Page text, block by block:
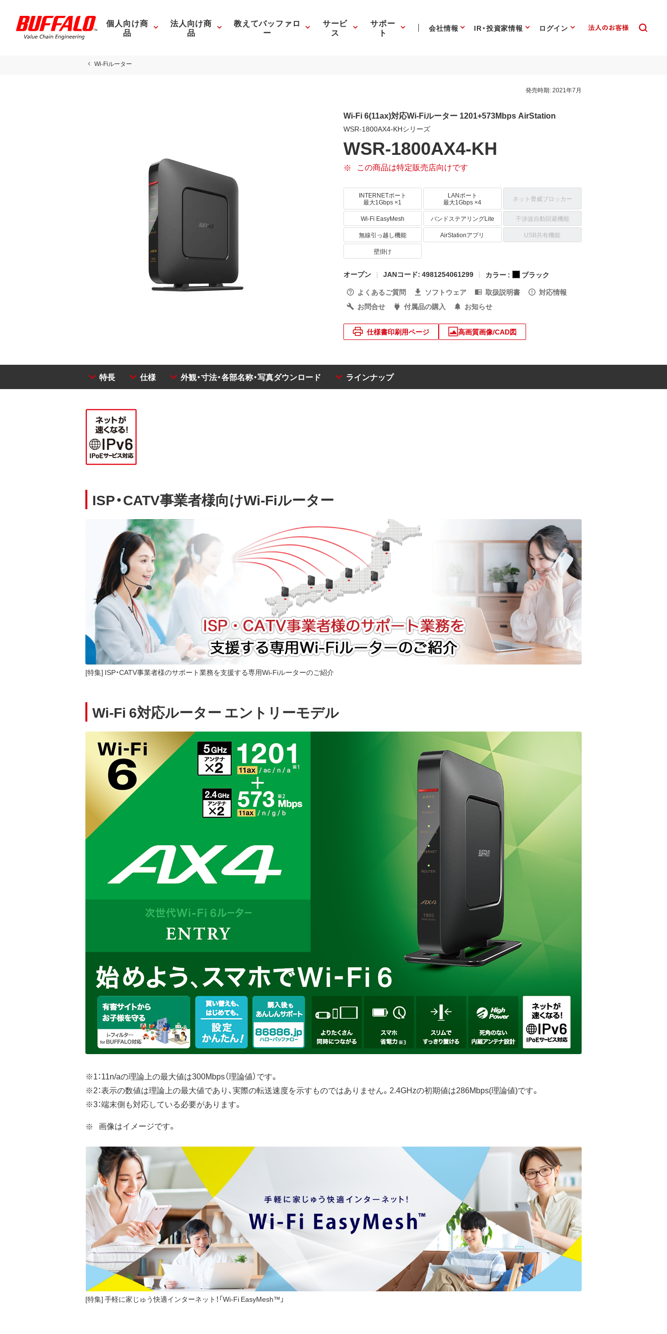
個人向け商
品
法人向け商
品
教えてバッファロ
ー
サービ
ス
サポー
ト 会社情報 IR・投資家情報 ログイン
Wi-Fiルーター
発売時期:2021年7月
Wi-Fi 6(11ax)対応Wi-Fiルーター 1201+573Mbps AirStation
WSR-1800AX4-KHシリーズ
WSR-1800AX4-KH
この商品は特定販売店向けです
INTERNETポート
最大1Gbps ×1
LANポート
最大1Gbps ×4 ネット脅威ブロッカー
Wi-Fi EasyMesh バンドステアリングLite
干渉波自動回避機能
無線引っ越し機能
AirStationアプリ
USB共有機能
壁掛け
オープン JANコード: 4981254061299 カラー :
ブラック
よくあるご質問
ソフトウェア 取扱説明書
対応情報
お問合せ
付属品の購入 お知らせ
仕様書印刷用ページ 高画質画像/CAD図
特長 仕様 外観・寸法・各部名称・写真ダウンロード ラインナップ
ISP・CATV事業者様向けWi-Fiルーター
[特集] ISP・CATV事業者様のサポート業務を支援する専用Wi-Fiルーターのご紹介
Wi-Fi 6対応ルーター エントリーモデル
※1：11n/aの理論上の最大値は300Mbps（理論値）です。
※2：表示の数値は理論上の最大値であり、実際の転送速度を示すものではありません。2.4GHzの初期値は286Mbps(理論値)です。
※3：端末側も対応している必要があります。
画像はイメージです。
[特集] 手軽に家じゅう快適インターネット！「Wi-Fi EasyMesh™」